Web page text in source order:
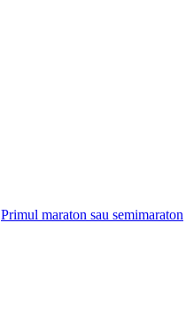
Primul maraton sau semimaraton